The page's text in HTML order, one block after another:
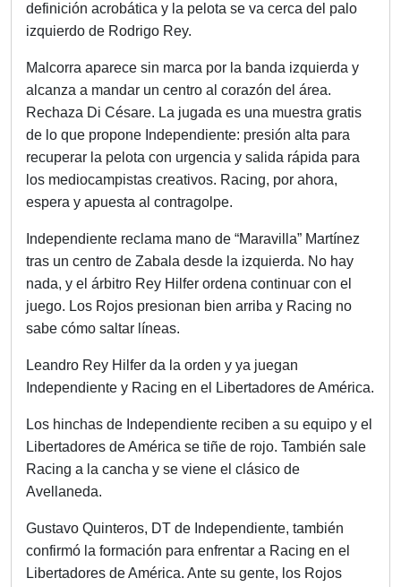
definición acrobática y la pelota se va cerca del palo
izquierdo de Rodrigo Rey.
Malcorra aparece sin marca por la banda izquierda y
alcanza a mandar un centro al corazón del área.
Rechaza Di Césare. La jugada es una muestra gratis
de lo que propone Independiente: presión alta para
recuperar la pelota con urgencia y salida rápida para
los mediocampistas creativos. Racing, por ahora,
espera y apuesta al contragolpe.
Independiente reclama mano de “Maravilla” Martínez
tras un centro de Zabala desde la izquierda. No hay
nada, y el árbitro Rey Hilfer ordena continuar con el
juego. Los Rojos presionan bien arriba y Racing no
sabe cómo saltar líneas.
Leandro Rey Hilfer da la orden y ya juegan
Independiente y Racing en el Libertadores de América.
Los hinchas de Independiente reciben a su equipo y el
Libertadores de América se tiñe de rojo. También sale
Racing a la cancha y se viene el clásico de
Avellaneda.
Gustavo Quinteros, DT de Independiente, también
confirmó la formación para enfrentar a Racing en el
Libertadores de América. Ante su gente, los Rojos